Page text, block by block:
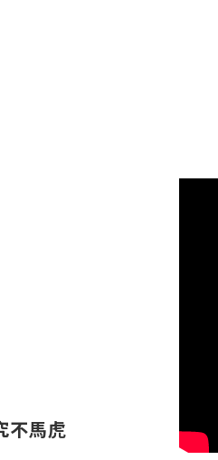
不馬虎